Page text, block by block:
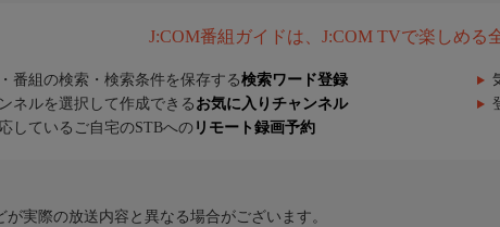
J:COM番組ガイドは、J:COM TVで楽しめる
番組の検索・検索条件を保存する検索ワード登録
ネルを選択して作成できる お気に入りチャンネル
しているご自宅のSTBへの リモート録画予約
実際の放送内容と異なる場合がございます。